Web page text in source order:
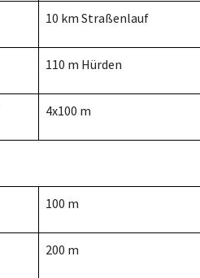
10 km Straßenlauf
110 m Hürden
4x100 m
100 m
200 m